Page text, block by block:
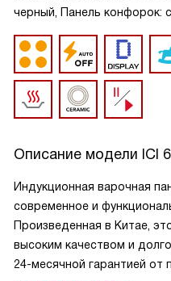
черный, Панель конфорок:
Описание модели ICI
Индукционная варочная
современное и
Произведенная в Китае,
высоким качеством и
24-месячной гарантией от